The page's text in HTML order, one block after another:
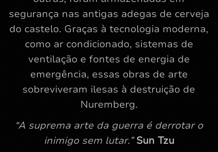
segurança nas antigas adegas de cerveja
do castelo. Graças à tecnologia moderna,
como ar condicionado, sistemas de
ventilação e fontes de energia de
emergência, essas obras de arte
sobreviveram ilesas à destruição de
Nuremberg.
“A suprema arte da guerra é derrotar o
inimigo sem lutar.”Sun Tzu